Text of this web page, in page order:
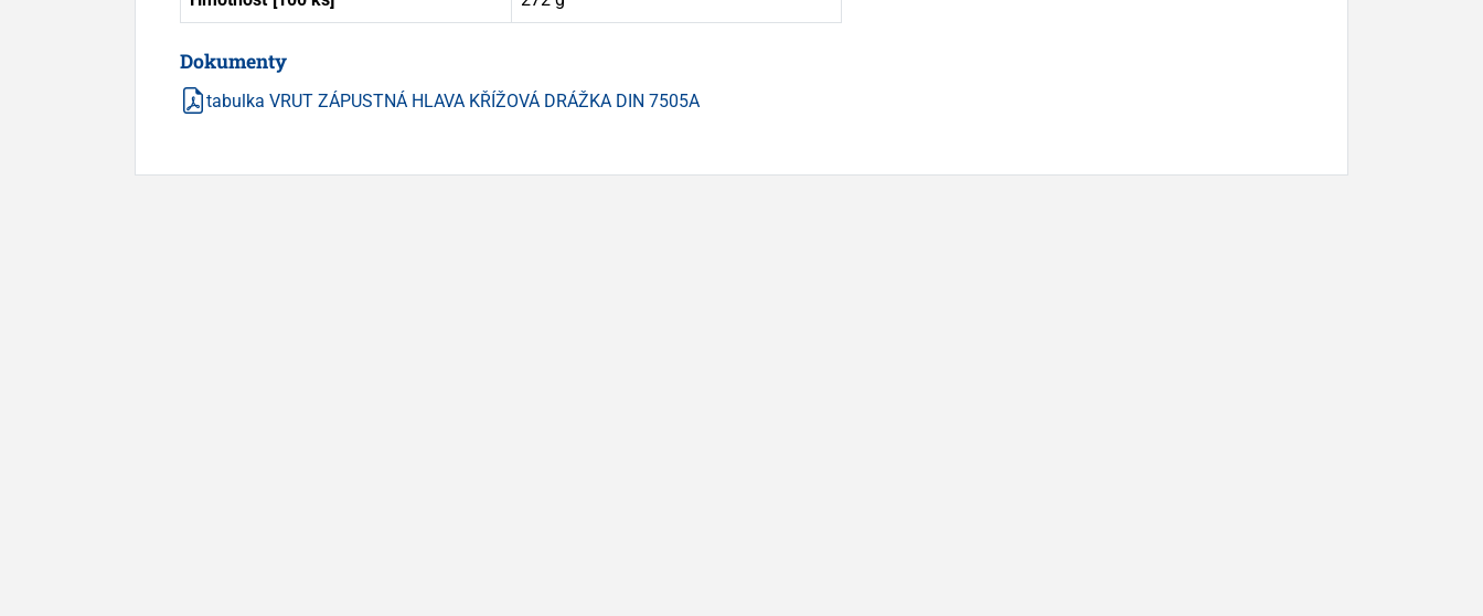
Dokumenty
tabulka VRUT ZÁPUSTNÁ HLAVA KŘÍŽOVÁ DRÁŽKA DIN 7505A